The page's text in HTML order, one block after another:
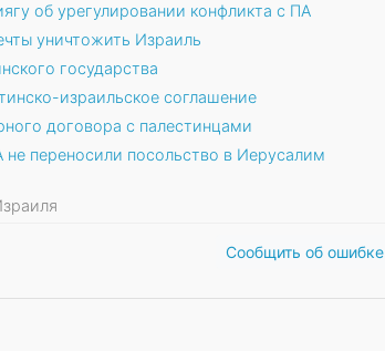
об урегулировании конфликта с ПА
уничтожить Израиль
государства
израильское соглашение
договора с палестинцами
переносили посольство в Иерусалим
Сообщить об ошибке